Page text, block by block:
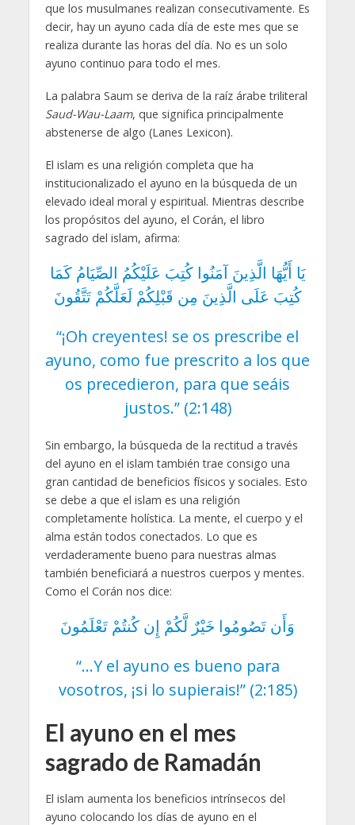
que los musulmanes realizan consecutivamente. Es
decir, hay un ayuno cada día de este mes que se
realiza durante las horas del día. No es un solo
ayuno continuo para todo el mes.
La palabra Saum se deriva de la raíz árabe triliteral
Saud-Wau-Laam, que significa principalmente
abstenerse de algo (Lanes Lexicon).
El islam es una religión completa que ha
institucionalizado el ayuno en la búsqueda de un
elevado ideal moral y espiritual. Mientras describe
los propósitos del ayuno, el Corán, el libro
sagrado del islam, afirma:
يَا أَيُّهَا الَّذِينَ آمَنُوا كُتِبَ عَلَيْكُمُ الصِّيَامُ كَمَا
كُتِبَ عَلَى الَّذِينَ مِن قَبْلِكُمْ لَعَلَّكُمْ تَتَّقُونَ
“¡Oh creyentes! se os prescribe el
ayuno, como fue prescrito a los que
os precedieron, para que seáis
justos.” (2:148)
Sin embargo, la búsqueda de la rectitud a través
del ayuno en el islam también trae consigo una
gran cantidad de beneficios físicos y sociales. Esto
se debe a que el islam es una religión
completamente holística. La mente, el cuerpo y el
alma están todos conectados. Lo que es
verdaderamente bueno para nuestras almas
también beneficiará a nuestros cuerpos y mentes.
Como el Corán nos dice:
وَأَن تَصُومُوا خَيْرٌ لَّكُمْ إِن كُنتُمْ تَعْلَمُونَ
“…Y el ayuno es bueno para
vosotros, ¡si lo supierais!” (2:185)
El ayuno en el mes
sagrado de Ramadán
El islam aumenta los beneficios intrínsecos del
ayuno colocando los días de ayuno en el